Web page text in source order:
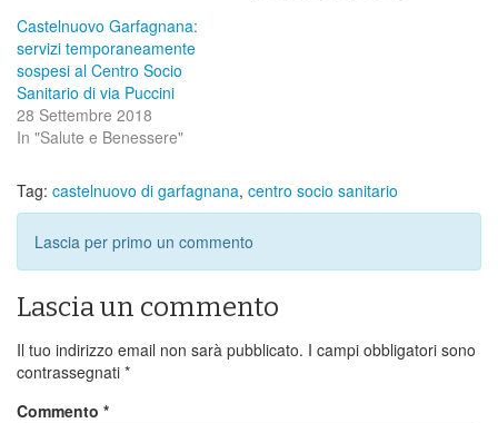
Castelnuovo Garfagnana:
servizi temporaneamente
sospesi al Centro Socio
Sanitario di via Puccini
28 Settembre 2018
In "Salute e Benessere"
Tag: castelnuovo di garfagnana, centro socio sanitario
Lascia per primo un commento
Lascia un commento
Il tuo indirizzo email non sarà pubblicato. I campi obbligatori sono
contrassegnati *
Commento *